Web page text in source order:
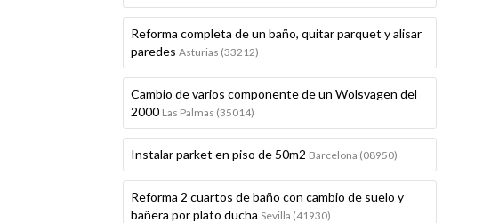
Reforma completa de un baño, quitar parquet y alisar
paredes Asturias (33212)
Cambio de varios componente de un Wolsvagen del
2000 Las Palmas (35014)
Instalar parket en piso de 50m2 Barcelona (08950)
Reforma 2 cuartos de baño con cambio de suelo y
bañera por plato ducha Sevilla (41930)